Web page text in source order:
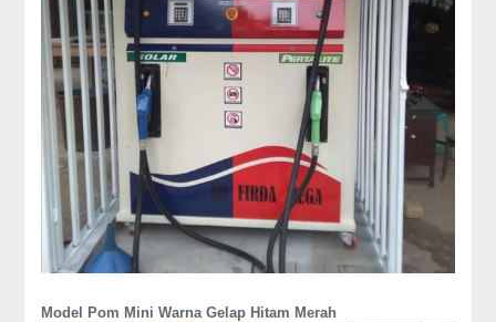
Model Pom Mini Warna Gelap Hitam Merah